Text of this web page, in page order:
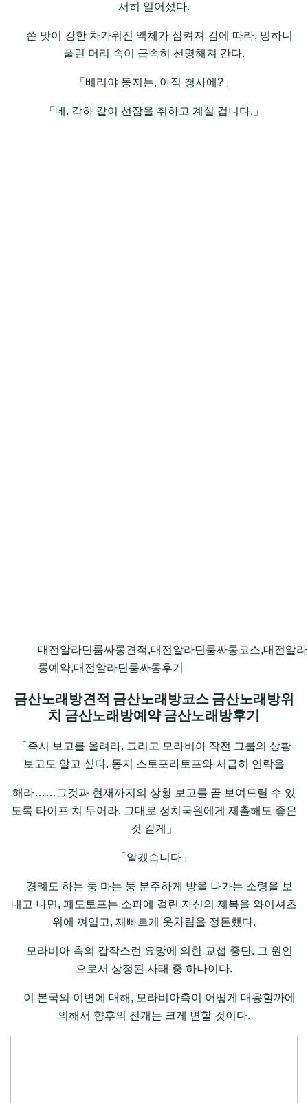
서히 일어섰다.
쓴 맛이 강한 차가워진 액체가 삼켜져 감에 따라, 멍하니
풀린 머리 속이 급속히 선명해져 간다.
「베리야 동지는, 아직 청사에?」
「네. 각하 같이 선잠을 취하고 계실 겁니다.」
대전알라딘룸싸롱견적,대전알라딘룸싸롱코스,대전알
롱예약,대전알라딘룸싸롱후기
금산노래방견적 금산노래방코스 금산노래방위
치 금산노래방예약 금산노래방후기
「즉시 보고를 올려라. 그리고 모라비아 작전 그룹의 상황
보고도 알고 싶다. 동지 스토포라토프와 시급히 연락을
해라……그것과 현재까지의 상황 보고를 곧 보여드릴 수 있
도록 타이프 쳐 두어라. 그대로 정치국원에게 제출해도 좋은
것 같게」
「알겠습니다」
경례도 하는 둥 마는 둥 분주하게 방을 나가는 소령을 보
내고 나면, 페도토프는 소파에 걸린 자신의 제복을 와이셔츠
위에 껴입고, 재빠르게 옷차림을 정돈했다.
모라비아 측의 갑작스런 요망에 의한 교섭 중단. 그 원인
으로서 상정된 사태 중 하나이다.
이 본국의 이변에 대해, 모라비아측이 어떻게 대응할까에
의해서 향후의 전개는 크게 변할 것이다.